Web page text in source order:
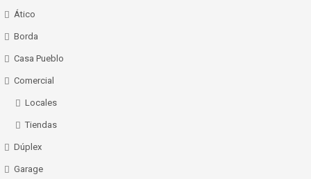
Ático
Borda
Casa Pueblo
Comercial
Locales
Tiendas
Dúplex
Garage